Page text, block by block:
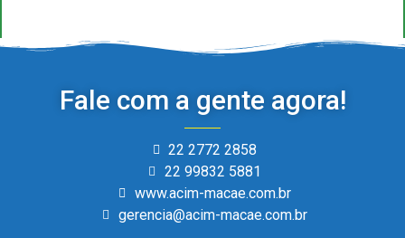
Fale com a gente agora!
22 2772 2858
22 99832 5881
www.acim-macae.com.br
gerencia@acim-macae.com.br